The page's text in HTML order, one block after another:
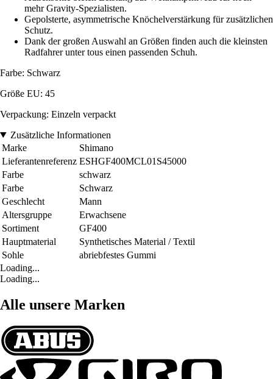
mehr Gravity-Spezialisten.
Gepolsterte, asymmetrische Knöchelverstärkung für zusätzlichen
Schutz.
Dank der großen Auswahl an Größen finden auch die kleinsten
Radfahrer unter tous einen passenden Schuh.
Farbe: Schwarz
Größe EU: 45
Verpackung: Einzeln verpackt
Zusätzliche Informationen
Marke
Shimano
Lieferantenreferenz ESHGF400MCL01S45000
Farbe
schwarz
Farbe
Schwarz
Geschlecht
Mann
Altersgruppe
Erwachsene
Sortiment
GF400
Hauptmaterial
Synthetisches Material / Textil
Sohle
abriebfestes Gummi
Loading...
Loading...
Alle unsere Marken